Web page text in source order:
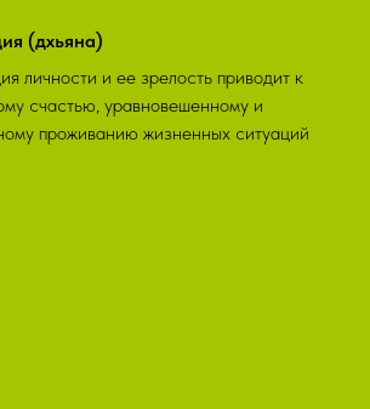
(дхьяна)
личности и ее зрелость приводит к
счастью, уравновешенному и
проживанию жизненных ситуаций